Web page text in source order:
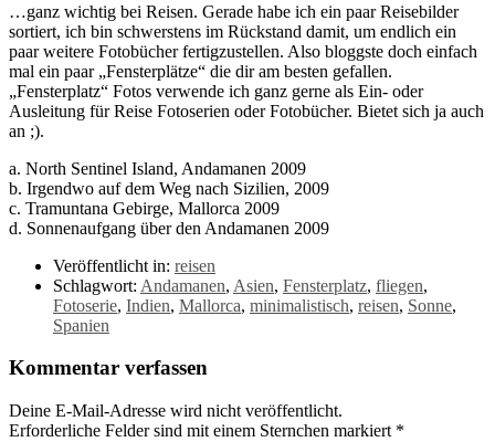
…ganz wichtig bei Reisen. Gerade habe ich ein paar Reisebilder
sortiert, ich bin schwerstens im Rückstand damit, um endlich ein
paar weitere Fotobücher fertigzustellen. Also bloggste doch einfach
mal ein paar „Fensterplätze“ die dir am besten gefallen.
„Fensterplatz“ Fotos verwende ich ganz gerne als Ein- oder
Ausleitung für Reise Fotoserien oder Fotobücher. Bietet sich ja auch
an ;).
a. North Sentinel Island, Andamanen 2009
b. Irgendwo auf dem Weg nach Sizilien, 2009
c. Tramuntana Gebirge, Mallorca 2009
d. Sonnenaufgang über den Andamanen 2009
Veröffentlicht in: reisen
Schlagwort: Andamanen, Asien, Fensterplatz, fliegen,
Fotoserie, Indien, Mallorca, minimalistisch, reisen, Sonne,
Spanien
Kommentar verfassen
Deine E-Mail-Adresse wird nicht veröffentlicht.
Erforderliche Felder sind mit einem Sternchen markiert *